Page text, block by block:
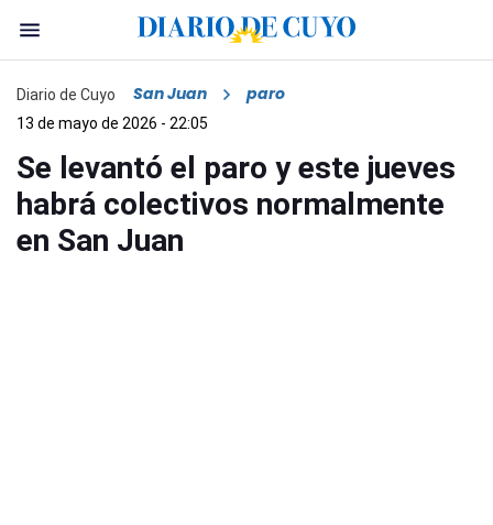
Diario de Cuyo San Juan paro
13 de mayo de 2026 - 22:05
Se levantó el paro y este jueves
habrá colectivos normalmente
en San Juan